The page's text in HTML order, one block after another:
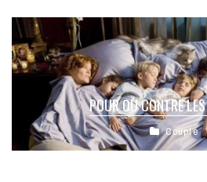
POUR OU CONTRE
Couple